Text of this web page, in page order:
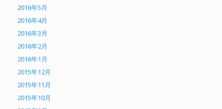
2016年5月
2016年4月
2016年3月
2016年2月
2016年1月
2015年12月
2015年11月
2015年10月